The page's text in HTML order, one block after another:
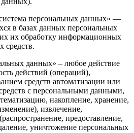
персональных данных» —
в базах данных персональных
их обработку информационных
средств.
данных» – любое действие
действий (операций),
средств автоматизации или
с персональными данными,
накопление, хранение,
извлечение,
предоставление,
уничтожение персональных